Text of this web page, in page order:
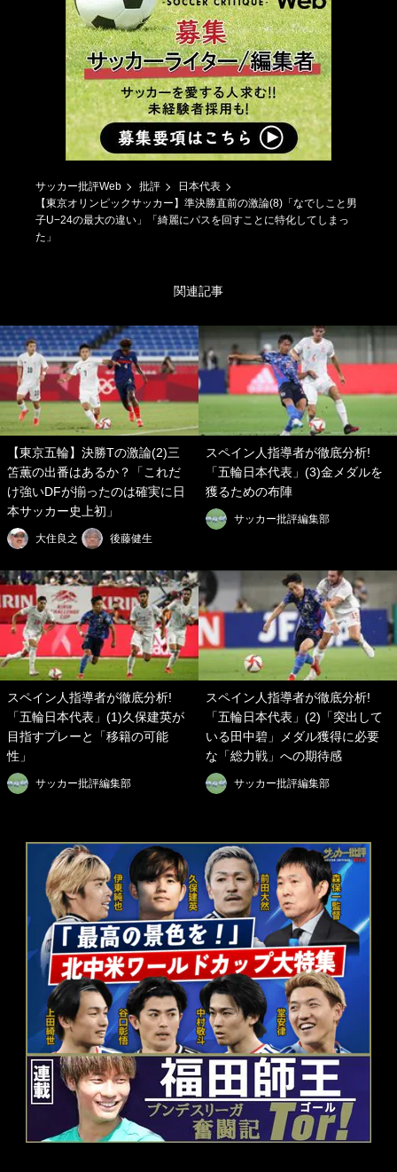
サッカー批評Web 批評
日本代表
【東京オリンピックサッカー】準決勝直前の激論(8)「なでしこと男
子U−24の最大の違い」「綺麗にパスを回すことに特化してしまっ
た」
関連記事
【東京五輪】決勝Tの激論(2)三
笘薫の出番はあるか？「これだ
け強いDFが揃ったのは確実に日
本サッカー史上初」
大住良之 後藤健生
スペイン人指導者が徹底分析!
「五輪日本代表」(3)金メダルを
獲るための布陣
サッカー批評編集部
スペイン人指導者が徹底分析!
「五輪日本代表」(1)久保建英が
目指すプレーと「移籍の可能
性」
サッカー批評編集部
スペイン人指導者が徹底分析!
「五輪日本代表」(2)「突出して
いる田中碧」メダル獲得に必要
な「総力戦」への期待感
サッカー批評編集部